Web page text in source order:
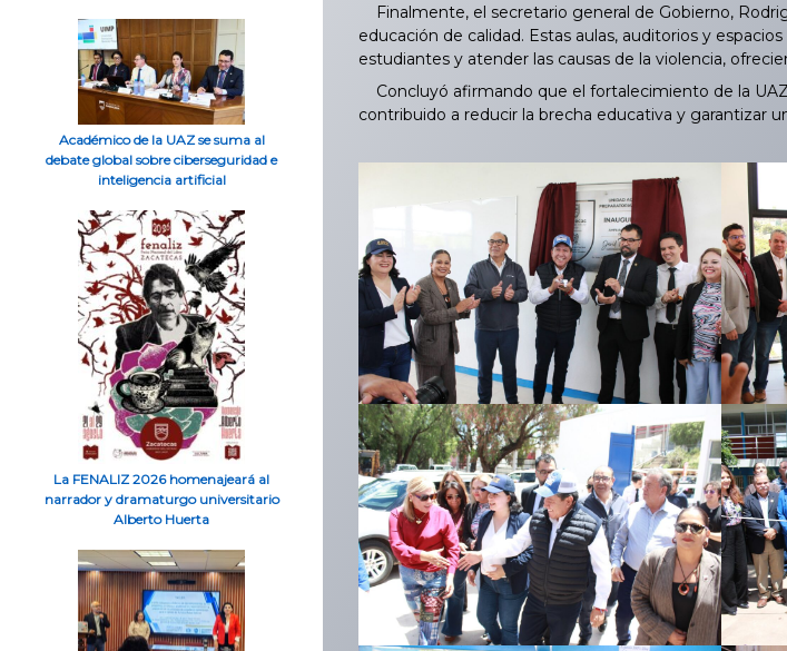
Finalmente, el secretario general de Gobierno,
educación de calidad. Estas aulas, auditorios y
estudiantes y atender las causas de la violencia,
Concluyó afirmando que el fortalecimiento de la
contribuido a reducir la brecha educativa y garantizar
Académico de la UAZ se suma al
debate global sobre ciberseguridad e
inteligencia artificial
La FENALIZ 2026 homenajeará al
narrador y dramaturgo universitario
Alberto Huerta